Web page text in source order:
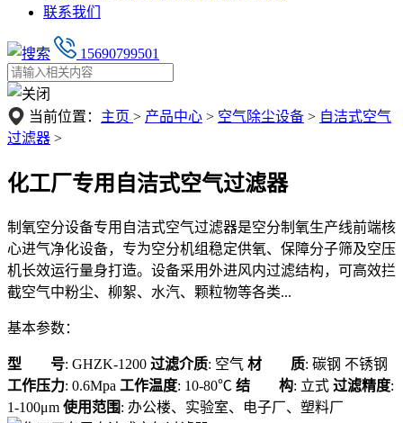
联系我们
15690799501
当前位置： 主页 > 产品中心 > 空气除尘设备 > 自洁式空气
过滤器 >
化工厂专用自洁式空气过滤器
制氧空分设备专用自洁式空气过滤器是空分制氧生产线前端核
心进气净化设备，专为空分机组稳定供氧、保障分子筛及空压
机长效运行量身打造。设备采用外进风内过滤结构，可高效拦
截空气中粉尘、柳絮、水汽、颗粒物等各类...
基本参数：
型 号: GHZK-1200 过滤介质: 空气 材 质: 碳钢 不锈钢
工作压力: 0.6Mpa 工作温度: 10-80℃ 结 构: 立式 过滤精度:
1-100μm 使用范围: 办公楼、实验室、电子厂、塑料厂